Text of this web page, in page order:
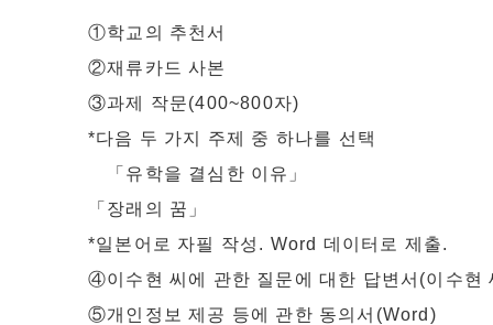
①학교의 추천서
②재류카드 사본
③과제 작문(400~800자)
*다음 두 가지 주제 중 하나를 선택
「유학을 결심한 이유」
「장래의 꿈」
*일본어로 자필 작성. Word 데이터로 제출.
④이수현 씨에 관한 질문에 대한 답변서(이수현
⑤개인정보 제공 등에 관한 동의서(Word)